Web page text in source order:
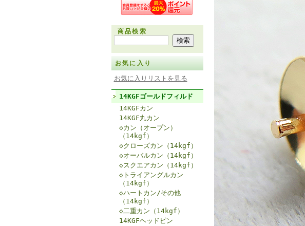
商品検索
お気に入り
お気に入りリストを見る
14KGFゴールドフィルド
14KGFカン
14KGF丸カン
◇カン（オープン）
（14kgf）
◇クローズカン（14kgf）
◇オーバルカン（14kgf）
◇スクエアカン（14kgf）
◇トライアングルカン
（14kgf）
◇ハートカン/その他
（14kgf）
◇二重カン（14kgf）
14KGFヘッドピン